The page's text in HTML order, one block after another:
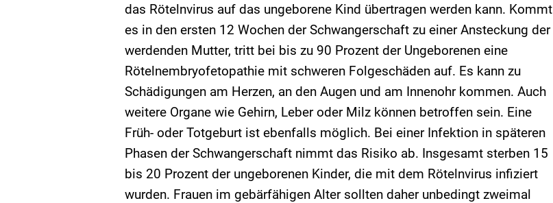
das Rötelnvirus auf das ungeborene Kind übertragen werden kann. Kommt
es in den ersten 12 Wochen der Schwangerschaft zu einer Ansteckung der
werdenden Mutter, tritt bei bis zu 90 Prozent der Ungeborenen eine
Rötelnembryofetopathie mit schweren Folgeschäden auf. Es kann zu
Schädigungen am Herzen, an den Augen und am Innenohr kommen. Auch
weitere Organe wie Gehirn, Leber oder Milz können betroffen sein. Eine
Früh- oder Totgeburt ist ebenfalls möglich. Bei einer Infektion in späteren
Phasen der Schwangerschaft nimmt das Risiko ab. Insgesamt sterben 15
bis 20 Prozent der ungeborenen Kinder, die mit dem Rötelnvirus infiziert
wurden. Frauen im gebärfähigen Alter sollten daher unbedingt zweimal